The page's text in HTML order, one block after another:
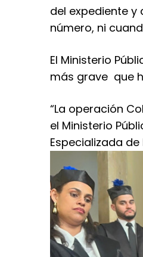
del expediente
número, ni
El Ministerio
más grave que
“La operación
el Ministerio
Especializada